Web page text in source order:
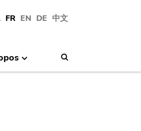
FR EN DE 中文